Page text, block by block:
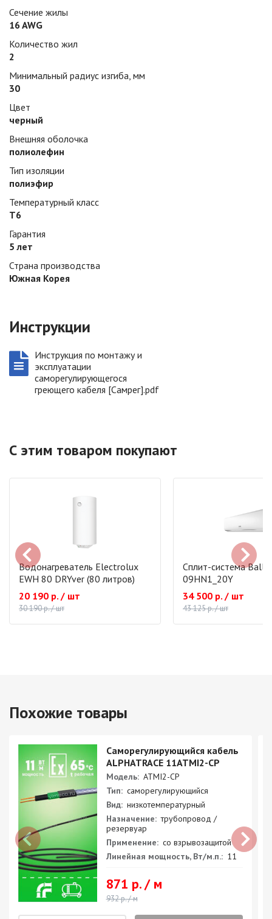
Сечение жилы
16 AWG
Количество жил
2
Минимальный радиус изгиба, мм
30
Цвет
черный
Внешняя оболочка
полиолефин
Тип изоляции
полиэфир
Температурный класс
Т6
Гарантия
5 лет
Страна производства
Южная Корея
Инструкции
Инструкция по монтажу и
эксплуатации
саморегулирующегося
греющего кабеля [Самрег].pdf
С этим товаром покупают
Водонагреватель Electrolux
EWH 80 DRYver (80 литров)
20 190 р. / шт
30 190 р. / шт
Сплит-система Ballu
09HN1_20Y
34 500 р. / шт
43 125 р. / шт
Похожие товары
Саморегулирующийся кабель
ALPHATRACE 11ATMI2-CP
Модель: ATMI2-CP
Тип: саморегулирующийся
Вид: низкотемпературный
Назначение: трубопровод /
резервуар
Применение: со взрывозащитой
Линейная мощность, Вт/м.п.: 11
871 р. / м
932 р. / м